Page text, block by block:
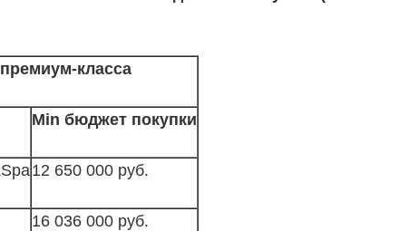
класса
Min бюджет покупки
12 650 000 руб.
16 036 000 руб.